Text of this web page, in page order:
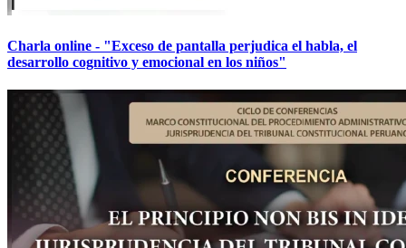
Charla online - "Exceso de pantalla perjudica el habla, el
desarrollo cognitivo y emocional en los niños"